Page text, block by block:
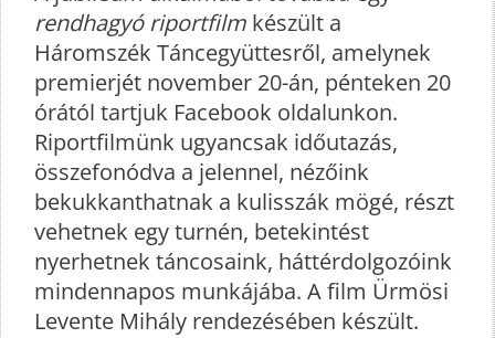
rendhagyó riportfilm készült a
Háromszék Táncegyüttesről, amelynek
premierjét november 20-án, pénteken 20
órától tartjuk Facebook oldalunkon.
Riportfilmünk ugyancsak időutazás,
összefonódva a jelennel, nézőink
bekukkanthatnak a kulisszák mögé, részt
vehetnek egy turnén, betekintést
nyerhetnek táncosaink, háttérdolgozóink
mindennapos munkájába. A film Ürmösi
Levente Mihály rendezésében készült.